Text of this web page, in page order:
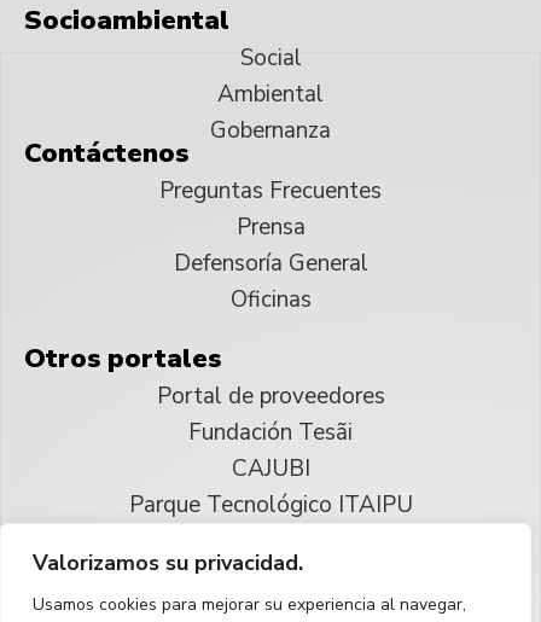
Valorizamos su privacidad.
Usamos cookies para mejorar su experiencia al navegar,
Socioambiental
Social
Ambiental
Gobernanza
Contáctenos
Preguntas Frecuentes
Prensa
Defensoría General
Oficinas
Otros portales
Portal de proveedores
Fundación Tesãi
CAJUBI
Parque Tecnológico ITAIPU